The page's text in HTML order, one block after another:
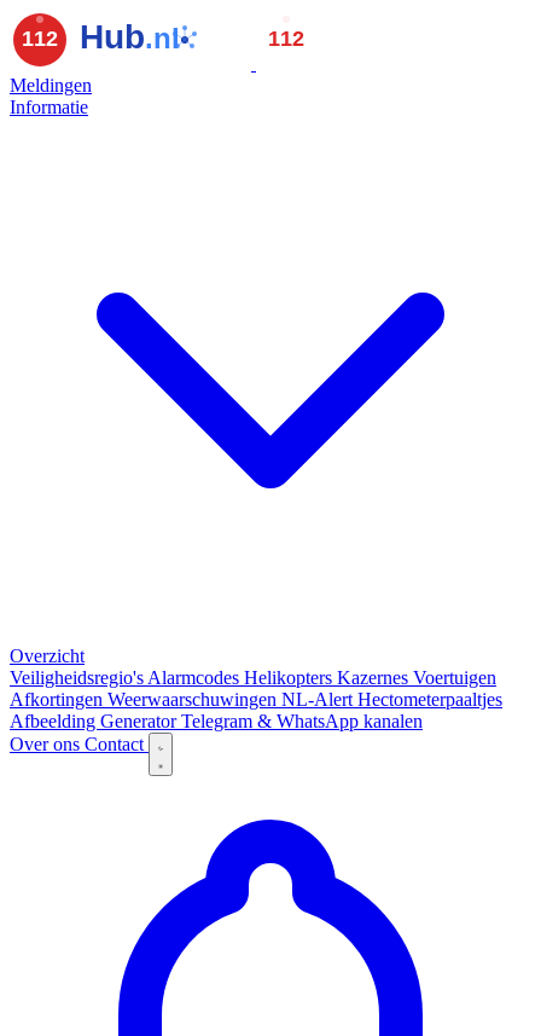
Meldingen
Informatie
Overzicht
Veiligheidsregio's Alarmcodes Helikopters Kazernes Voertuigen
Afkortingen Weerwaarschuwingen NL-Alert Hectometerpaaltjes
Afbeelding GeneratorTelegram & WhatsApp kanalen
Over ons Contact